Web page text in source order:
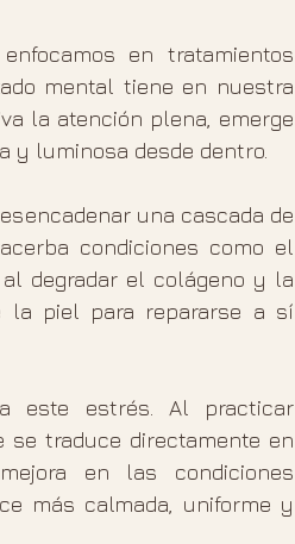
en tratamientos
mental tiene en nuestra
la atención plena, emerge
y luminosa desde dentro.
una cascada de
condiciones como el
degradar el colágeno y la
la piel para repararse a sí
este estrés. Al practicar
traduce directamente en
en las condiciones
más calmada, uniforme y